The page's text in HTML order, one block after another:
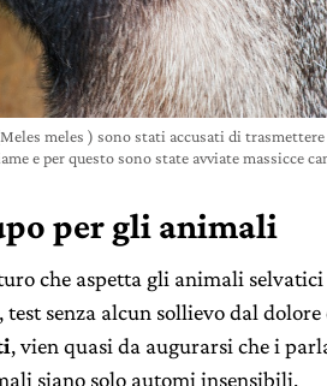
meles ) sono stati accusati di
e per questo sono state avviate massicce
per gli animali
che aspetta gli animali
senza alcun sollievo dal dolore
, vien quasi da augurarsi che i
siano solo automi insensibili.